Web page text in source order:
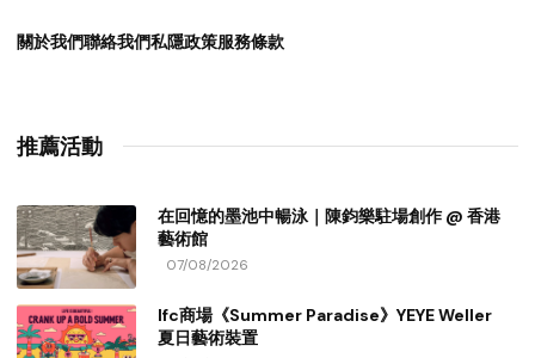
關於我們聯絡我們私隱政策服務條款
推薦活動
在回憶的墨池中暢泳｜陳鈞樂駐場創作 @ 香港
藝術館
07/08/2026
Ifc商場《Summer Paradise》YEYE Weller
夏日藝術裝置